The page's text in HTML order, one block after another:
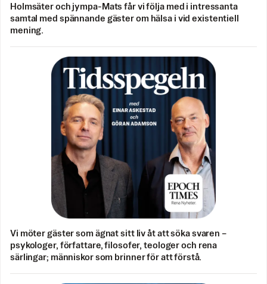
Holmsäter och jympa-Mats får vi följa med i intressanta
samtal med spännande gäster om hälsa i vid existentiell
mening.
Vi möter gäster som ägnat sitt liv åt att söka svaren –
psykologer, författare, filosofer, teologer och rena
särlingar; människor som brinner för att förstå.